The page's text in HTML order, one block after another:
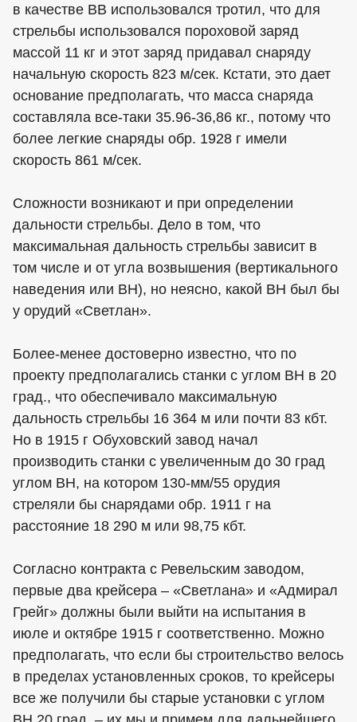
в качестве ВВ использовался тротил, что для
стрельбы использовался пороховой заряд
массой 11 кг и этот заряд придавал снаряду
начальную скорость 823 м/сек. Кстати, это дает
основание предполагать, что масса снаряда
составляла все-таки 35.96-36,86 кг., потому что
более легкие снаряды обр. 1928 г имели
скорость 861 м/сек.
Сложности возникают и при определении
дальности стрельбы. Дело в том, что
максимальная дальность стрельбы зависит в
том числе и от угла возвышения (вертикального
наведения или ВН), но неясно, какой ВН был бы
у орудий «Светлан».
Более-менее достоверно известно, что по
проекту предполагались станки с углом ВН в 20
град., что обеспечивало максимальную
дальность стрельбы 16 364 м или почти 83 кбт.
Но в 1915 г Обуховский завод начал
производить станки с увеличенным до 30 град
углом ВН, на котором 130-мм/55 орудия
стреляли бы снарядами обр. 1911 г на
расстояние 18 290 м или 98,75 кбт.
Согласно контракта с Ревельским заводом,
первые два крейсера – «Светлана» и «Адмирал
Грейг» должны были выйти на испытания в
июле и октябре 1915 г соответственно. Можно
предполагать, что если бы строительство велось
в пределах установленных сроков, то крейсеры
все же получили бы старые установки с углом